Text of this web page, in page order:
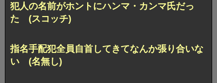
犯人の名前がホントにハンマ・カンマ氏だっ
た (スコッチ)
指名手配犯全員自首してきてなんか張り合いな
い (名無し)